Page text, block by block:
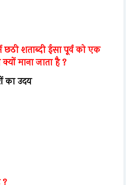
शताब्दी ईसा पूर्व को एक
माना जाता है ?
का उदय